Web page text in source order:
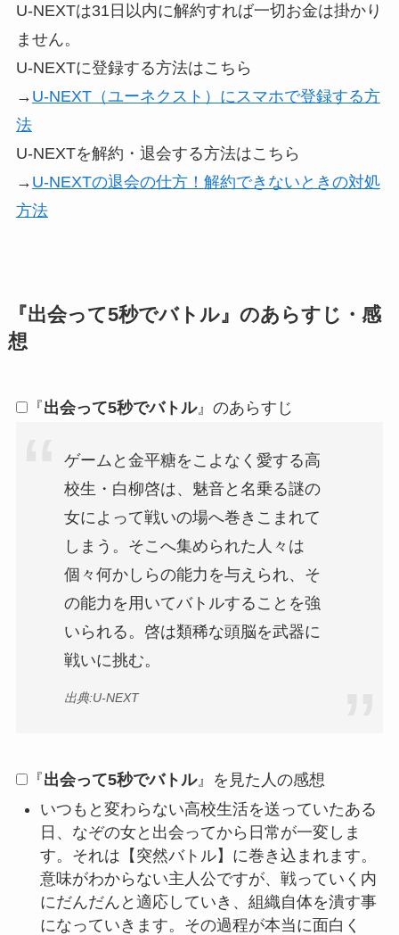
U-NEXTは31日以内に解約すれば一切お金は掛かり
ません。
U-NEXTに登録する方法はこちら
→ U-NEXT（ユーネクスト）にスマホで登録する方
法
U-NEXTを解約・退会する方法はこちら
→ U-NEXTの退会の仕方！解約できないときの対処
方法
『出会って5秒でバトル』のあらすじ・感
想
『出会って5秒でバトル』のあらすじ
ゲームと金平糖をこよなく愛する高
校生・白柳啓は、魅音と名乗る謎の
女によって戦いの場へ巻きこまれて
しまう。そこへ集められた人々は
個々何かしらの能力を与えられ、そ
の能力を用いてバトルすることを強
いられる。啓は類稀な頭脳を武器に
戦いに挑む。
出典:U-NEXT
『出会って5秒でバトル』を見た人の感想
いつもと変わらない高校生活を送っていたある
日、なぞの女と出会ってから日常が一変しま
す。それは【突然バトル】に巻き込まれます。
意味がわからない主人公ですが、戦っていく内
にだんだんと適応していき、組織自体を潰す事
になっていきます。その過程が本当に面白く